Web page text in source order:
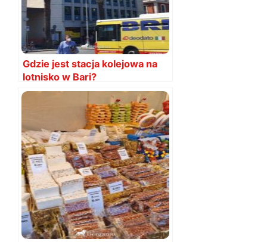
Gdzie jest stacja kolejowa na
lotnisko w Bari?